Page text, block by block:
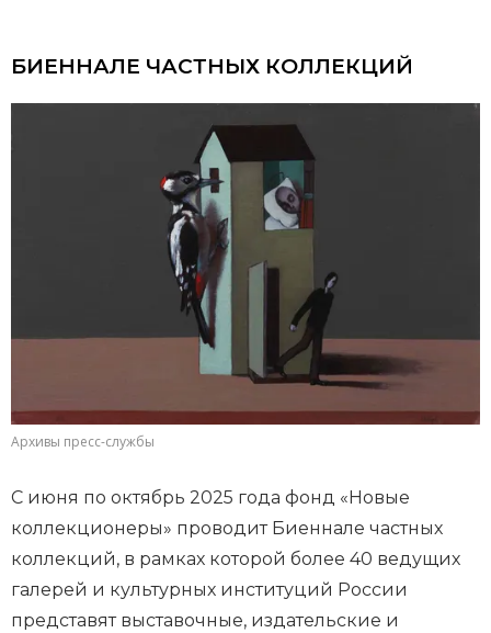
БИЕННАЛЕ ЧАСТНЫХ КОЛЛЕКЦИЙ
Архивы пресс-службы
С июня по октябрь 2025 года фонд «Новые
коллекционеры» проводит Биеннале частных
коллекций, в рамках которой более 40 ведущих
галерей и культурных институций России
представят выставочные, издательские и